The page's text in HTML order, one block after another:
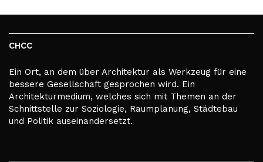
CHCC
Ein Ort, an dem über Architektur als Werkzeug für eine
bessere Gesellschaft gesprochen wird. Ein
Architekturmedium, welches sich mit Themen an der
Schnittstelle zur Soziologie, Raumplanung, Städtebau
und Politik auseinandersetzt.